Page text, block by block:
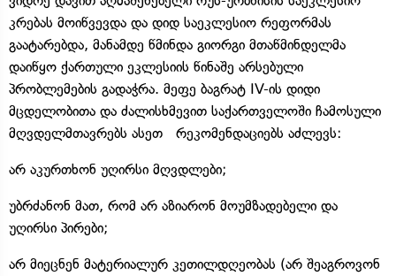
კრებას მოიწვევდა და დიდ საეკლესიო რეფორმას
გაატარებდა, მანამდე წმინდა გიორგი მთაწმინდელმა
დაიწყო ქართული ეკლესიის წინაშე არსებული
პრობლემების გადაჭრა. მეფე ბაგრატ IV-ის დიდი
მცდელობითა და ძალისხმევით საქართველოში ჩამოსული
მღვდელმთავრებს ასეთ რეკომენდაციებს აძლევს:
არ აკურთხონ უღირსი მღვდლები;
უბრძანონ მათ, რომ არ აზიარონ მოუმზადებელი და
უღირსი პირები;
არ მიეცნენ მატერიალურ კეთილდღეობას (არ შეაგროვონ